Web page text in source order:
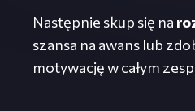
Następnie skup się na
szansa na awans lub
motywację w całym